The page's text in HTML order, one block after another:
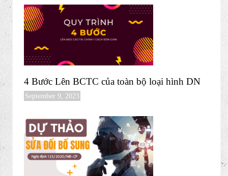
Tặng TRỌN BỘ HỒ SƠ QUY CHẾ CÔNG
TY
September 28, 2023
Tỷ giá và chênh lệch tỷ giá kế toán cần lắm rõ
September 14, 2023